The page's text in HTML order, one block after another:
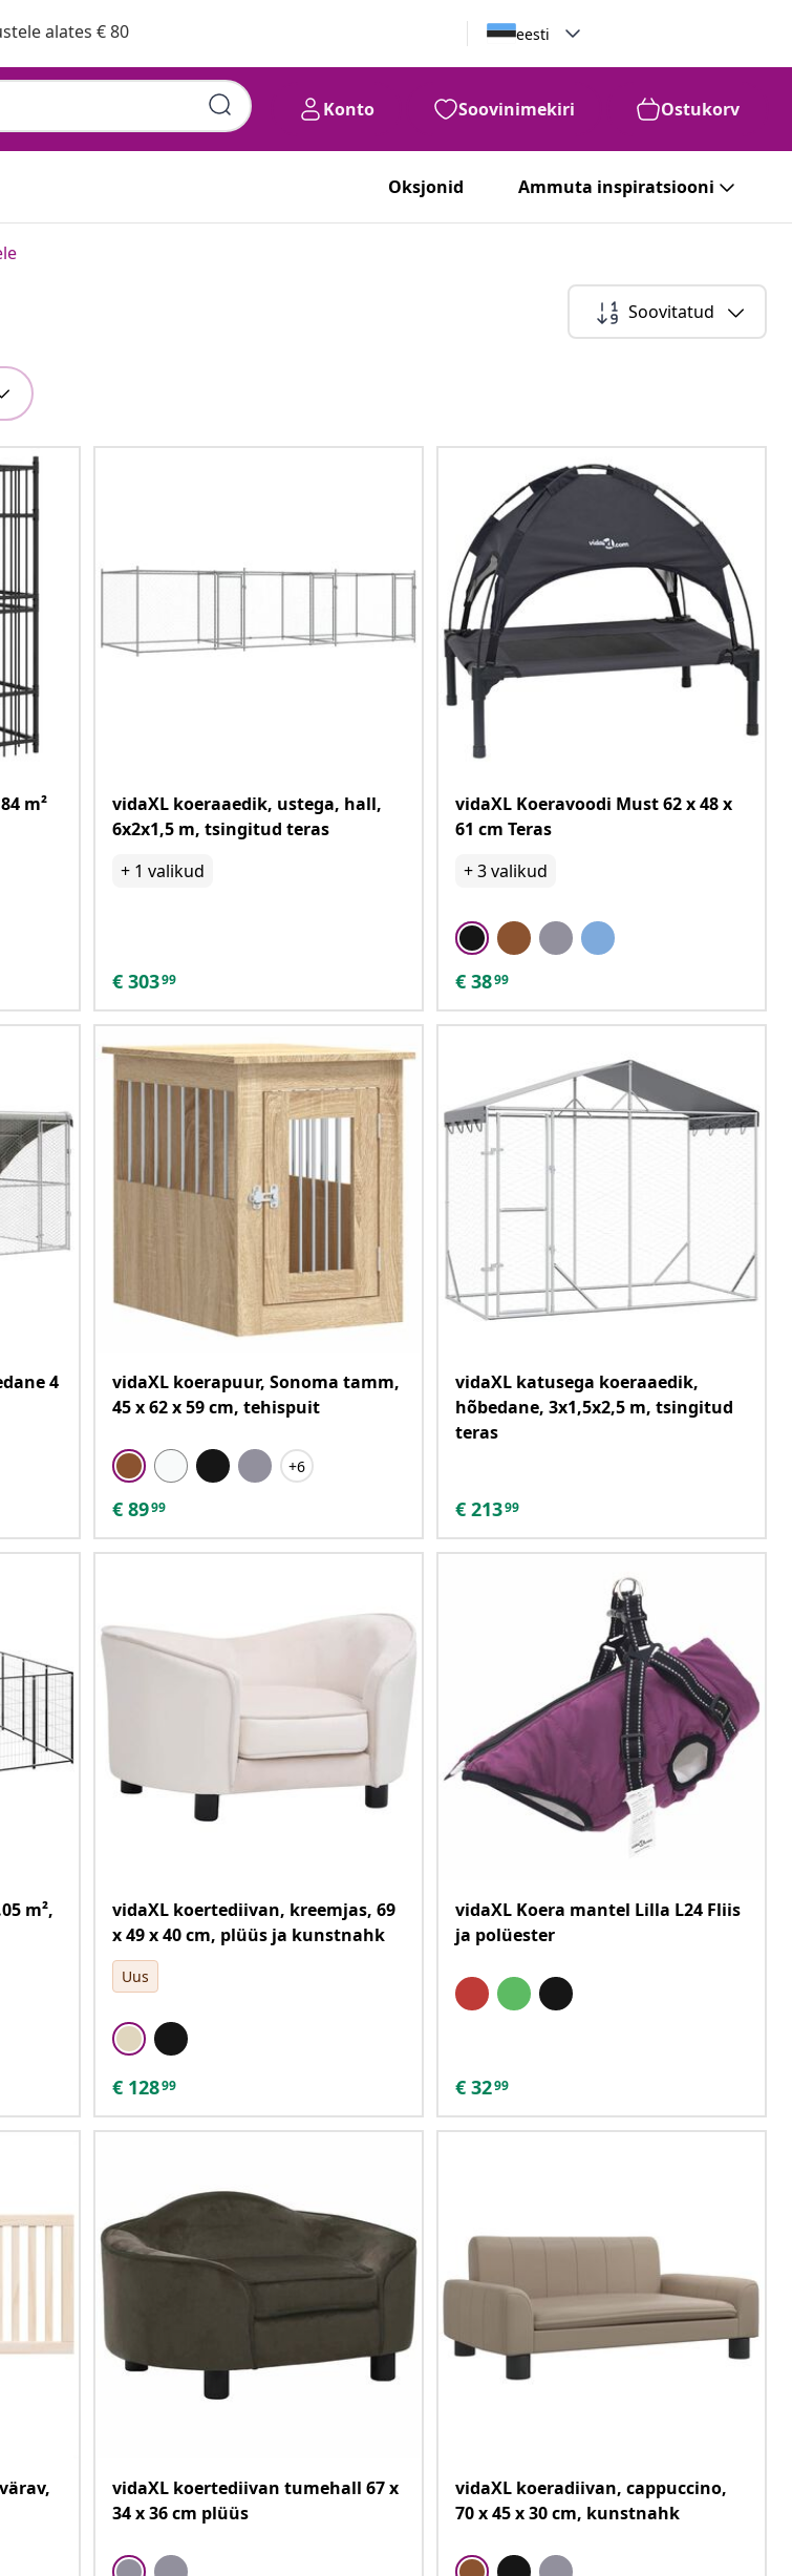
alates € 80 eesti
Konto Soovinimekiri Ostukorv
Oksjonid Ammuta inspiratsiooni
Soovitatud
m²
vidaXL koeraaedik, ustega, hall,
6x2x1,5 m, tsingitud teras
+ 1 valikud
€ 30399
vidaXL Koeravoodi Must 62 x 48 x
61 cm Teras
+3valikud
€ 3899
4
vidaXL koerapuur, Sonoma tamm,
45 x 62 x 59 cm, tehispuit
+6
€ 8999
vidaXL katusega koeraaedik,
hõbedane, 3x1,5x2,5 m, tsingitud
teras
€ 21399
m²,
vidaXL koertediivan, kreemjas, 69
x 49 x 40 cm, plüüs ja kunstnahk
Uus
€ 12899
vidaXL Koera mantel Lilla L24 Fliis
ja polüester
€ 3299
vidaXL koertediivan tumehall 67 x
34 x 36 cm plüüs
vidaXL koeradiivan, cappuccino,
70 x 45 x 30 cm, kunstnahk